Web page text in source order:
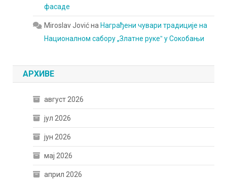
фасаде
Miroslav Jovićна Награђени чувари традиције на
Националном сабору „Златне рукеˮ у Сокобањи
АРХИВЕ
август 2026
јул 2026
јун 2026
мај 2026
април 2026